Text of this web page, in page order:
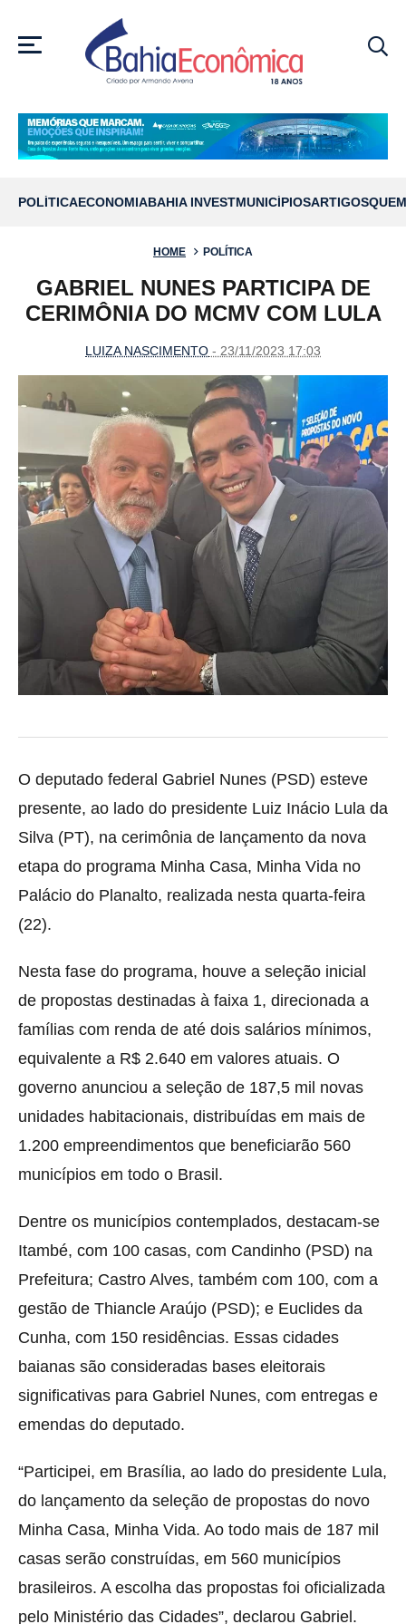
MENU
POLÍTICAECONOMIABAHIA INVESTMUNICÍPIOSARTIGOS
HOME POLÍTICA
GABRIEL NUNES PARTICIPA DE
CERIMÔNIA DO MCMV COM LULA
LUIZA NASCIMENTO - 23/11/2023 17:03
O deputado federal Gabriel Nunes (PSD) esteve
presente, ao lado do presidente Luiz Inácio Lula da
Silva (PT), na cerimônia de lançamento da nova
etapa do programa Minha Casa, Minha Vida no
Palácio do Planalto, realizada nesta quarta-feira
(22).
Nesta fase do programa, houve a seleção inicial
de propostas destinadas à faixa 1, direcionada a
famílias com renda de até dois salários mínimos,
equivalente a R$ 2.640 em valores atuais. O
governo anunciou a seleção de 187,5 mil novas
unidades habitacionais, distribuídas em mais de
1.200 empreendimentos que beneficiarão 560
municípios em todo o Brasil.
Dentre os municípios contemplados, destacam-se
Itambé, com 100 casas, com Candinho (PSD) na
Prefeitura; Castro Alves, também com 100, com a
gestão de Thiancle Araújo (PSD); e Euclides da
Cunha, com 150 residências. Essas cidades
baianas são consideradas bases eleitorais
significativas para Gabriel Nunes, com entregas e
emendas do deputado.
“Participei, em Brasília, ao lado do presidente Lula,
do lançamento da seleção de propostas do novo
Minha Casa, Minha Vida. Ao todo mais de 187 mil
casas serão construídas, em 560 municípios
brasileiros. A escolha das propostas foi oficializada
pelo Ministério das Cidades”, declarou Gabriel.